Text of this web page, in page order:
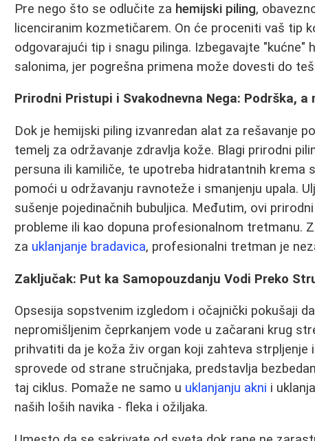
Pre nego što se odlučite za hemijski piling,
licenciranim kozmetičarem. On će proceniti vaš tip
odgovarajući tip i snagu pilinga. Izbegavajte "kućne"
salonima, jer pogrešna primena može dovesti do
Prirodni Pristupi i Svakodnevna Nega: Podrška, a
Dok je hemijski piling izvanredan alat za rešavanje
temelj za održavanje zdravlja kože. Blagi prirodni
persuna ili kamiliče, te upotreba hidratantnih krema
pomoći u održavanju ravnoteže i smanjenju upala.
sušenje pojedinačnih bubuljica. Međutim, ovi
probleme ili kao dopuna profesionalnom tretmanu.
za uklanjanje bradavica, profesionalni tretman je
Zaključak: Put ka Samopouzdanju Vodi Preko
Opsesija sopstvenim izgledom i očajnički pokušaji
nepromišljenim čeprkanjem vode u začarani krug
prihvatiti da je koža živ organ koji zahteva strpljenje
sprovede od strane stručnjaka, predstavlja
taj ciklus. Pomaže ne samo u uklanjanju akni i
naših loših navika - fleka i ožiljaka.